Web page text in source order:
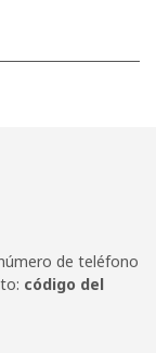
por
por
-
de teléfono
código del